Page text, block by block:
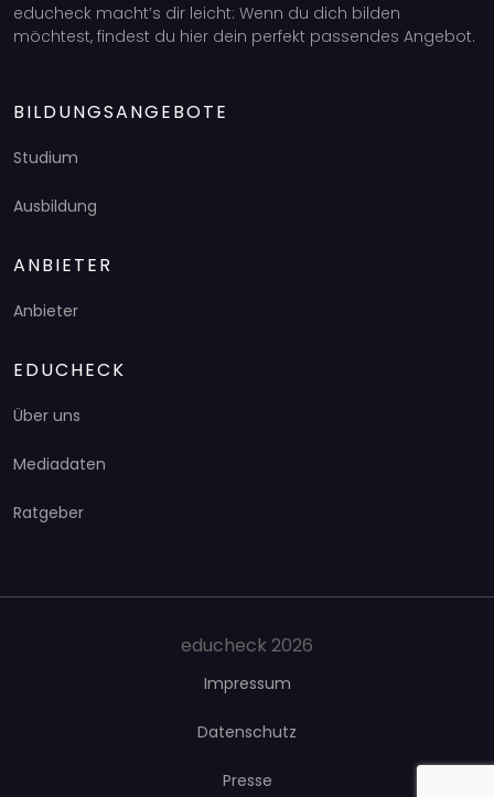
educheck macht’s dir leicht: Wenn du dich bilden
möchtest, findest du hier dein perfekt passendes Angebot.
BILDUNGSANGEBOTE
Studium
Ausbildung
ANBIETER
Anbieter
EDUCHECK
Über uns
Mediadaten
Ratgeber
educheck 2026
Impressum
Datenschutz
Presse